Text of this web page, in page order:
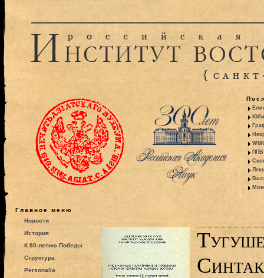
ППВ
Главное меню
Новости
История
К 80-летию Победы
Структура
Personalia